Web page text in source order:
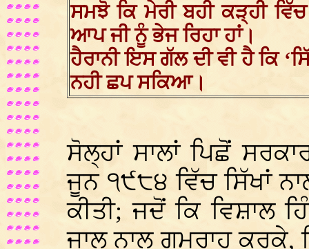
ਸਮਝੋ ਕਿ ਮੇਰੀ ਬਹੀ ਕੜ੍ਹੀ
ਆਪ ਜੀ ਨੂੰ ਭੇਜ ਰਿਹਾ ਹਾਂ।
ਹੈਰਾਨੀ ਇਸ ਗੱਲ ਦੀ ਵੀ ਹੈ ਕਿ
ਨਹੀ ਛਪ ਸਕਿਆ।
ਸੋਲ੍ਹਾਂ ਸਾਲਾਂ ਪਿਛੋਂ
ਜੂਨ ੧੯੮੪ ਵਿੱਚ ਸਿੱਖਾਂ
ਕੀਤੀ; ਜਦੋਂ ਕਿ ਵਿਸ਼ਾਲ
ਜਾਲ ਨਾਲ ਗੁਮਰਾਹ